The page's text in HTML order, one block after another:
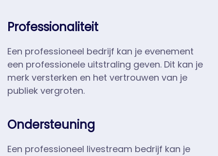
Professionaliteit
Een professioneel bedrijf kan je evenement
een professionele uitstraling geven. Dit kan je
merk versterken en het vertrouwen van je
publiek vergroten.
Ondersteuning
Een professioneel livestream bedrijf kan je